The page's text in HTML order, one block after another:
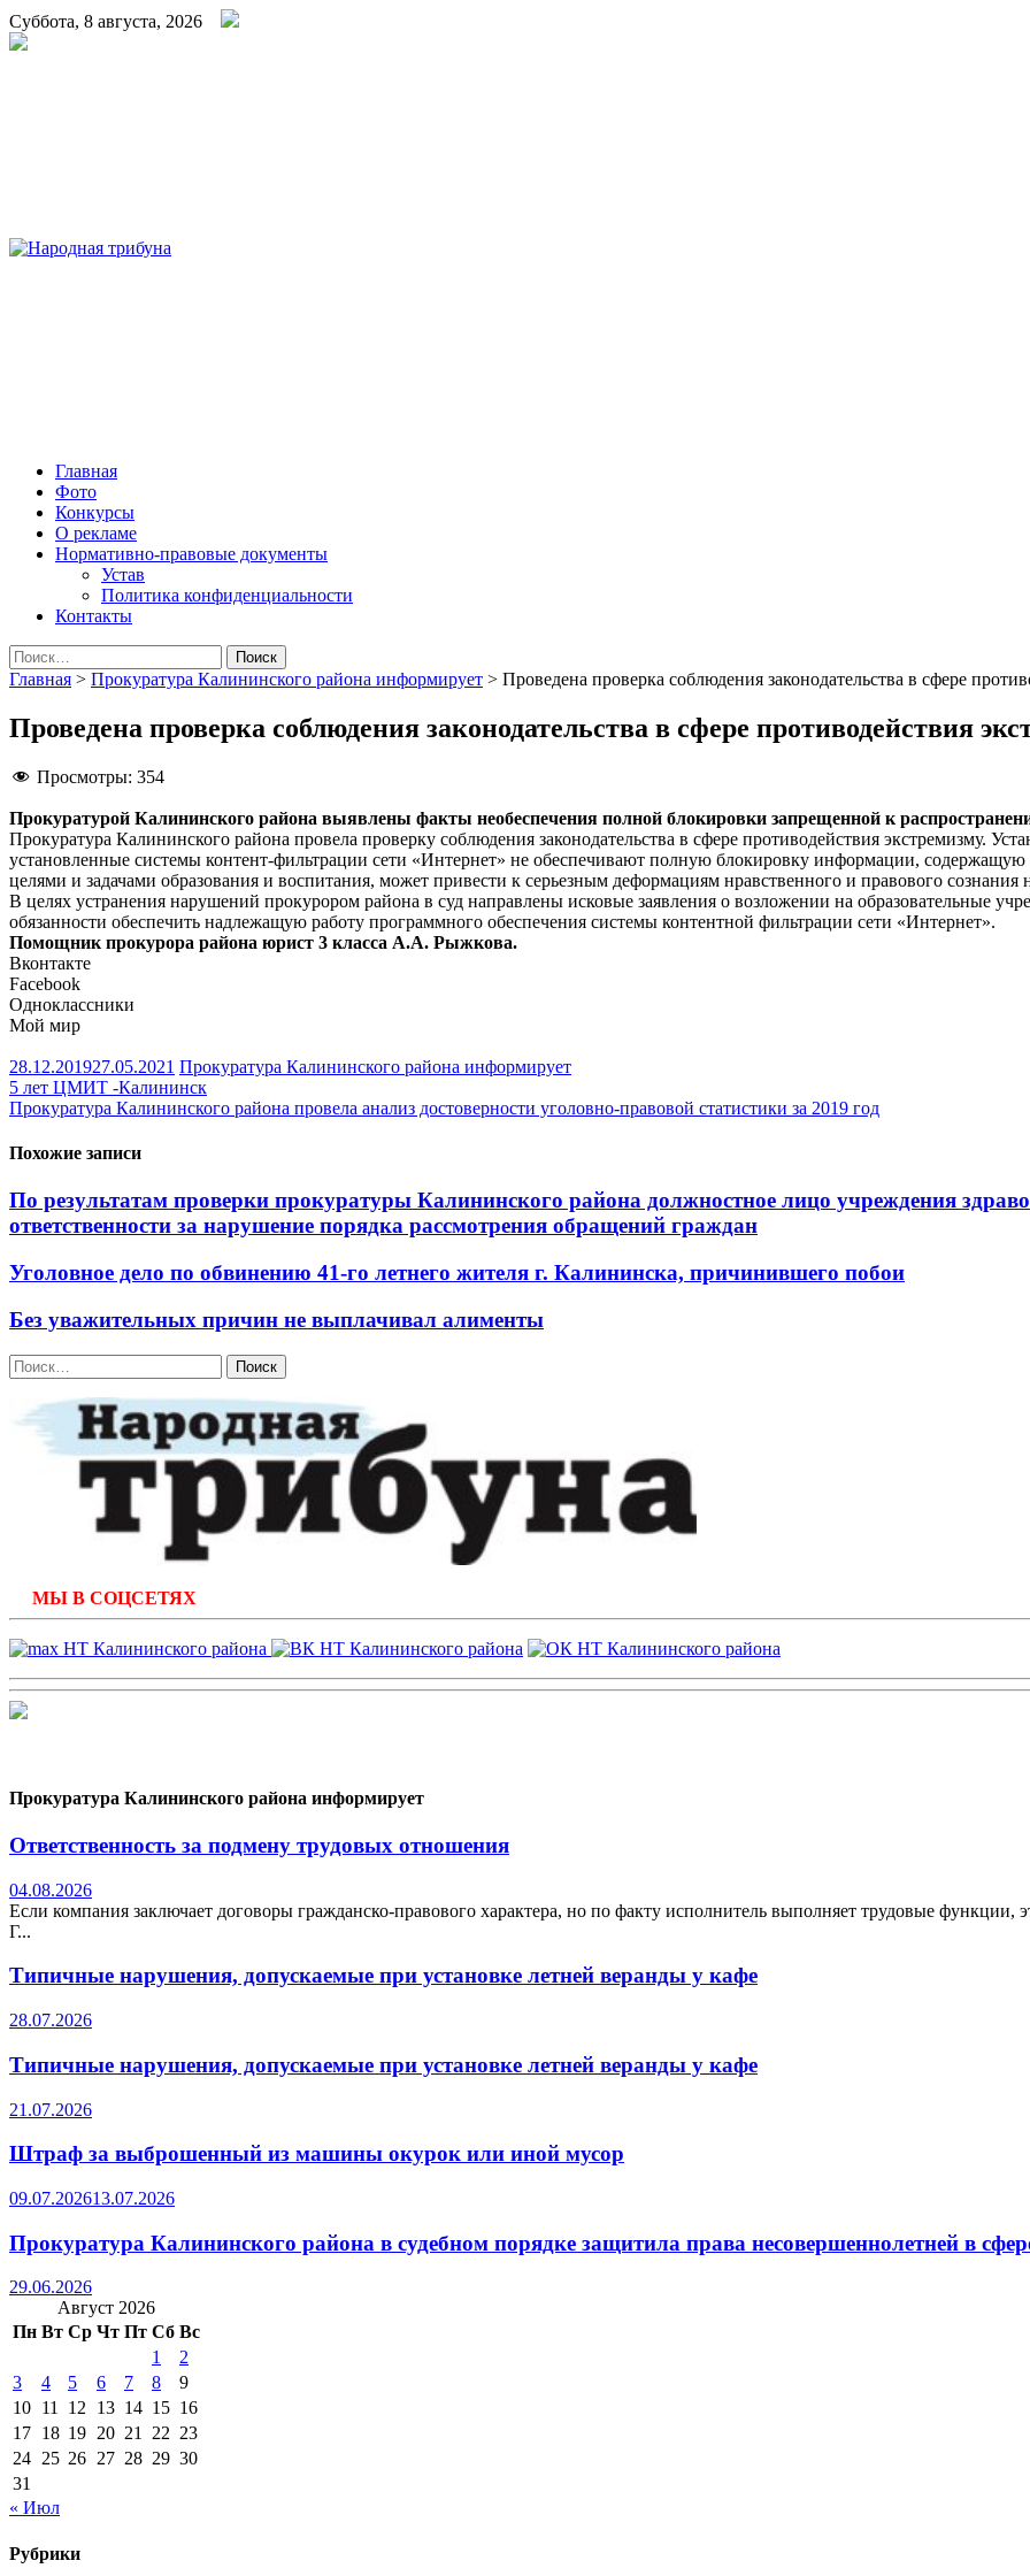
Суббота, 8 августа, 2026
Народная трибуна
Калининская районная газета
Главная
Фото
Конкурсы
О рекламе
Нормативно-правовые документы
Устав
Политика конфиденциальности
Контакты
Найти:
Главная > Прокуратура Калининского района информирует > Проведена проверка соблюдения законодательства в сфере
Проведена проверка соблюдения законодательства в сфере противодействия
Просмотры: 354
Прокуратурой Калининского района выявлены факты необеспечения полной блокировки запрещенной к
Прокуратура Калининского района провела проверку соблюдения законодательства в сфере противодействия экстремизму.
установленные системы контент-фильтрации сети «Интернет» не обеспечивают полную блокировку информации, содержащую
целями и задачами образования и воспитания, может привести к серьезным деформациям нравственного и правового сознания
В целях устранения нарушений прокурором района в суд направлены исковые заявления о возложении на образовательные
обязанности обеспечить надлежащую работу программного обеспечения системы контентной фильтрации сети «Интернет».
Помощник прокурора района юрист 3 класса А.А. Рыжкова.
Вконтакте
Facebook
Одноклассники
Мой мир
28.12.201927.05.2021 Прокуратура Калининского района информирует
Навигация
по
записям
5 лет ЦМИТ -Калининск
Прокуратура Калининского района провела анализ достоверности уголовно-правовой статистики за 2019 год
Похожие записи
По результатам проверки прокуратуры Калининского района должностное лицо учреждения
ответственности за нарушение порядка рассмотрения обращений граждан
Уголовное дело по обвинению 41-го летнего жителя г. Калининска, причинившего побои
Без уважительных причин не выплачивал алименты
Найти:
МЫ В СОЦСЕТЯХ
Прокуратура Калининского района информирует
Ответственность за подмену трудовых отношения
04.08.2026
Если компания заключает договоры гражданско-правового характера, но по факту исполнитель выполняет трудовые функции,
Г...
Типичные нарушения, допускаемые при установке летней веранды у кафе
28.07.2026
Типичные нарушения, допускаемые при установке летней веранды у кафе
21.07.2026
Штраф за выброшенный из машины окурок или иной мусор
09.07.202613.07.2026
Прокуратура Калининского района в судебном порядке защитила права несовершеннолетней в
29.06.2026
Август 2026
Пн Вт Ср Чт Пт Сб Вс
1
2
3
4 5 6 7 8
9
10 11 12 13 14 15 16
17 18 19 20 21 22 23
24 25 26 27 28 29 30
31
« Июл
Рубрики